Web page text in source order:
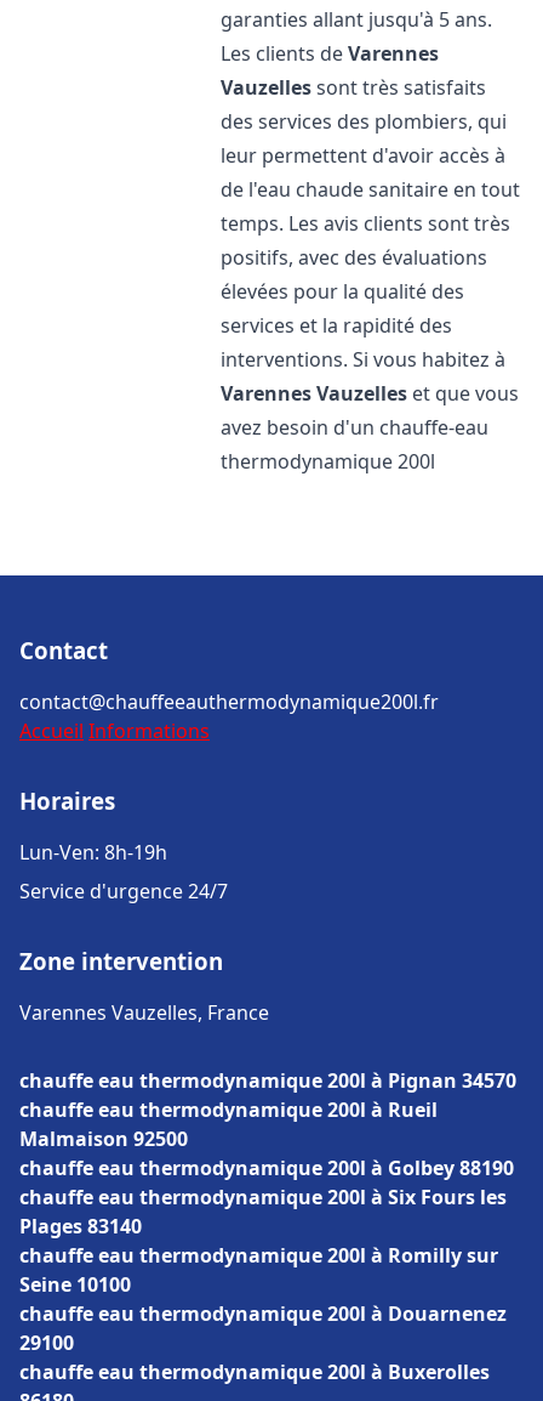
garanties allant jusqu'à 5 ans.
Les clients deVarennes
Vauzellessont très satisfaits
des services des plombiers, qui
leur permettent d'avoir accès à
de l'eau chaude sanitaire en tout
temps. Les avis clients sont très
positifs, avec des évaluations
élevées pour la qualité des
services et la rapidité des
interventions. Si vous habitez à
Varennes Vauzelles et que vous
avez besoin d'un chauffe-eau
thermodynamique 200l
Contact
contact@chauffeeauthermodynamique200l.fr
Accueil Informations
Horaires
Lun-Ven: 8h-19h
Service d'urgence 24/7
Zone intervention
Varennes Vauzelles, France
chauffe eau thermodynamique 200l à Pignan 34570
chauffe eau thermodynamique 200l à Rueil
Malmaison 92500
chauffe eau thermodynamique 200l à Golbey 88190
chauffe eau thermodynamique 200l à Six Fours les
Plages 83140
chauffe eau thermodynamique 200l à Romilly sur
Seine 10100
chauffe eau thermodynamique 200l à Douarnenez
29100
chauffe eau thermodynamique 200l à Buxerolles